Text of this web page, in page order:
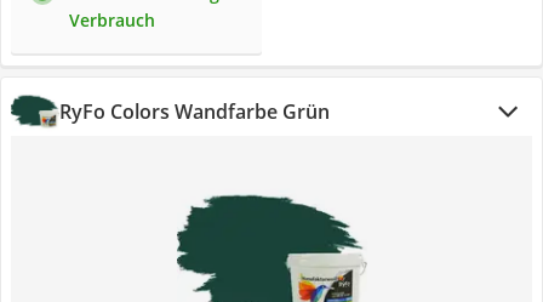
Verbrauch
RyFo Colors Wandfarbe Grün